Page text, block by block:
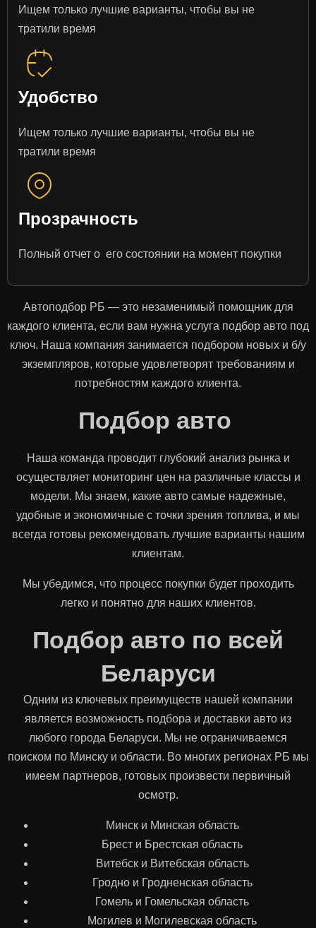
Ищем только лучшие варианты, чтобы вы не
тратили время
Удобство
Ищем только лучшие варианты, чтобы вы не
тратили время
Прозрачность
Полный отчет о его состоянии на момент покупки
Автоподбор РБ — это незаменимый помощник для
каждого клиента, если вам нужна услуга подбор авто под
ключ. Наша компания занимается подбором новых и б/у
экземпляров, которые удовлетворят требованиям и
потребностям каждого клиента.
Подбор авто
Наша команда проводит глубокий анализ рынка и
осуществляет мониторинг цен на различные классы и
модели. Мы знаем, какие авто самые надежные,
удобные и экономичные с точки зрения топлива, и мы
всегда готовы рекомендовать лучшие варианты нашим
клиентам.
Мы убедимся, что процесс покупки будет проходить
легко и понятно для наших клиентов.
Подбор авто по всей
Беларуси
Одним из ключевых преимуществ нашей компании
является возможность подбора и доставки авто из
любого города Беларуси. Мы не ограничиваемся
поиском по Минску и области. Во многих регионах РБ мы
имеем партнеров, готовых произвести первичный
осмотр.
Минск и Минская область
Брест и Брестская область
Витебск и Витебская область
Гродно и Гродненская область
Гомель и Гомельская область
Могилев и Могилевская область